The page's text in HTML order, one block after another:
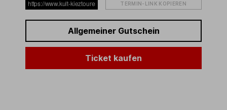
TERMIN-LINK KOPIEREN
Allgemeiner Gutschein
Ticket kaufen